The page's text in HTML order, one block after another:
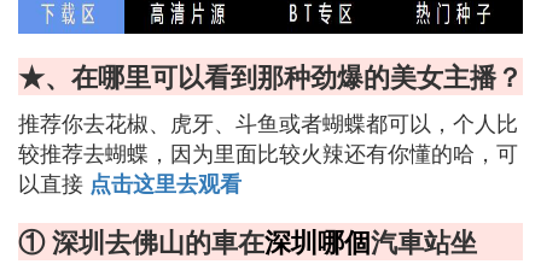
★、在哪里可以看到那种劲爆的美女主播？
推荐你去花椒、虎牙、斗鱼或者蝴蝶都可以，个人比
较推荐去蝴蝶，因为里面比较火辣还有你懂的哈，可
以直接 点击这里去观看
① 深圳去佛山的車在深圳哪個汽車站坐